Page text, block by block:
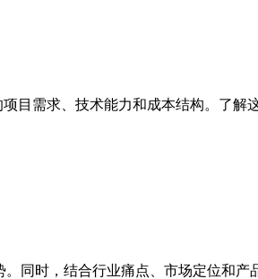
目需求、技术能力和成本结构。了解
同时，结合行业痛点、市场定位和产